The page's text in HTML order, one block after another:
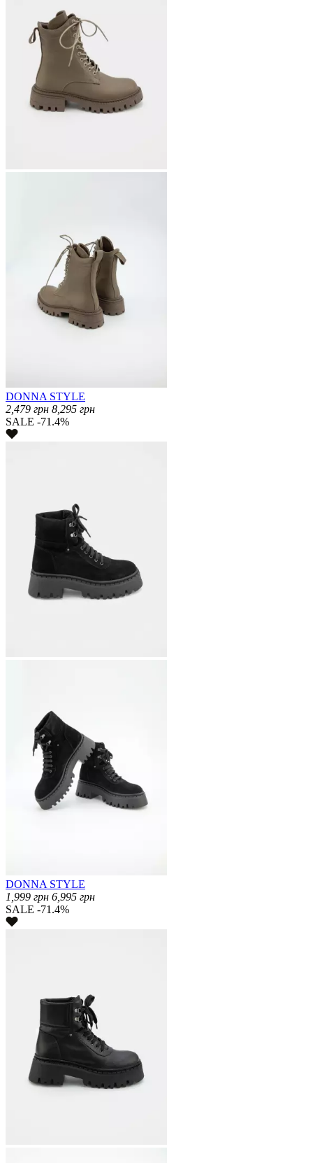
DONNA STYLE
2,479 грн 8,295 грн
SALE -71.4%
DONNA STYLE
1,999 грн 6,995 грн
SALE -71.4%